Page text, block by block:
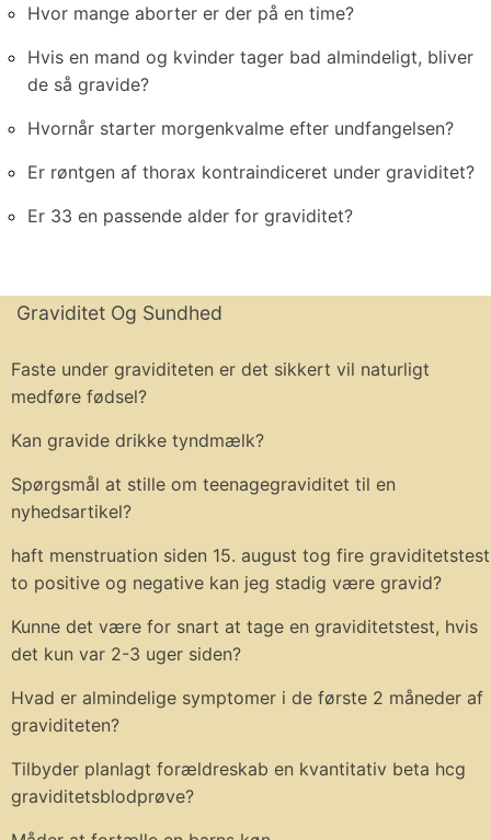
Hvor mange aborter er der på en time?
Hvis en mand og kvinder tager bad almindeligt, bliver
de så gravide?
Hvornår starter morgenkvalme efter undfangelsen?
Er røntgen af ​​thorax kontraindiceret under graviditet?
Er 33 en passende alder for graviditet?
Graviditet Og Sundhed
Faste under graviditeten er det sikkert vil naturligt
medføre fødsel?
Kan gravide drikke tyndmælk?
Spørgsmål at stille om teenagegraviditet til en
nyhedsartikel?
haft menstruation siden 15. august tog fire graviditetstest
to positive og negative kan jeg stadig være gravid?
Kunne det være for snart at tage en graviditetstest, hvis
det kun var 2-3 uger siden?
Hvad er almindelige symptomer i de første 2 måneder af
graviditeten?
Tilbyder planlagt forældreskab en kvantitativ beta hcg
graviditetsblodprøve?